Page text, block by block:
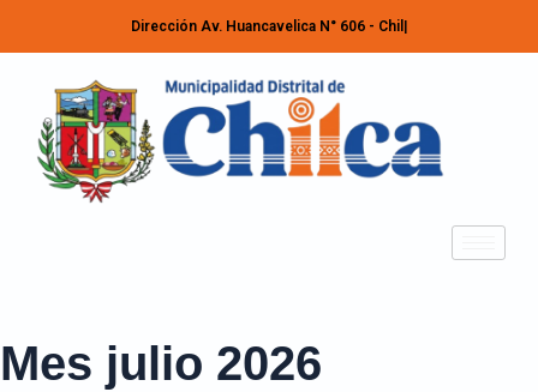
Dirección Av. Huancavelica N° 606 - Chilca -
Mes julio 2026